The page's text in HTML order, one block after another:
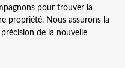
pour trouver la
propriété. Nous assurons la
de la nouvelle